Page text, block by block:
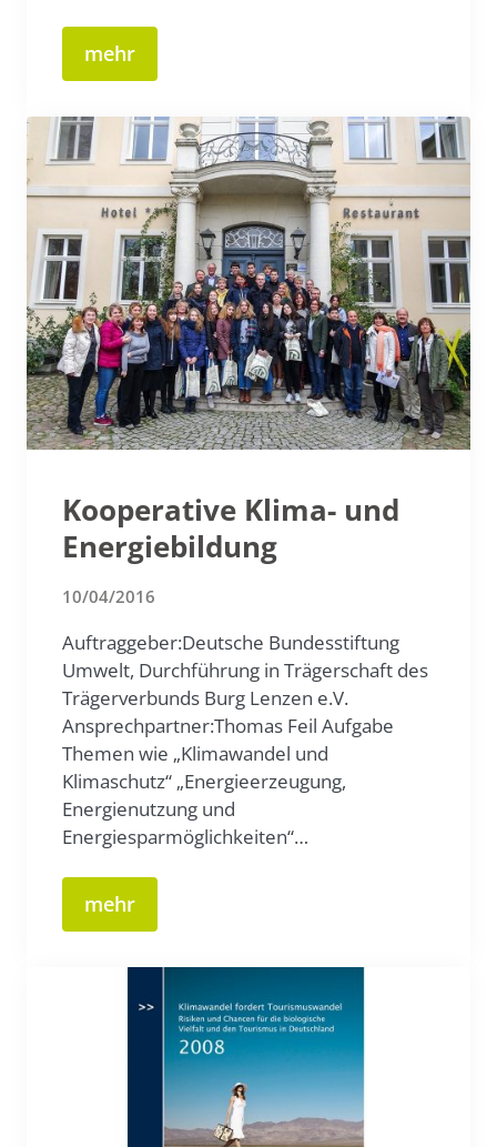
mehr
Kooperative Klima- und
Energiebildung
10/04/2016
Auftraggeber:Deutsche Bundesstiftung
Umwelt, Durchführung in Trägerschaft des
Trägerverbunds Burg Lenzen e.V.
Ansprechpartner:Thomas Feil Aufgabe
Themen wie „Klimawandel und
Klimaschutz“ „Energieerzeugung,
Energienutzung und
Energiesparmöglichkeiten“…
mehr